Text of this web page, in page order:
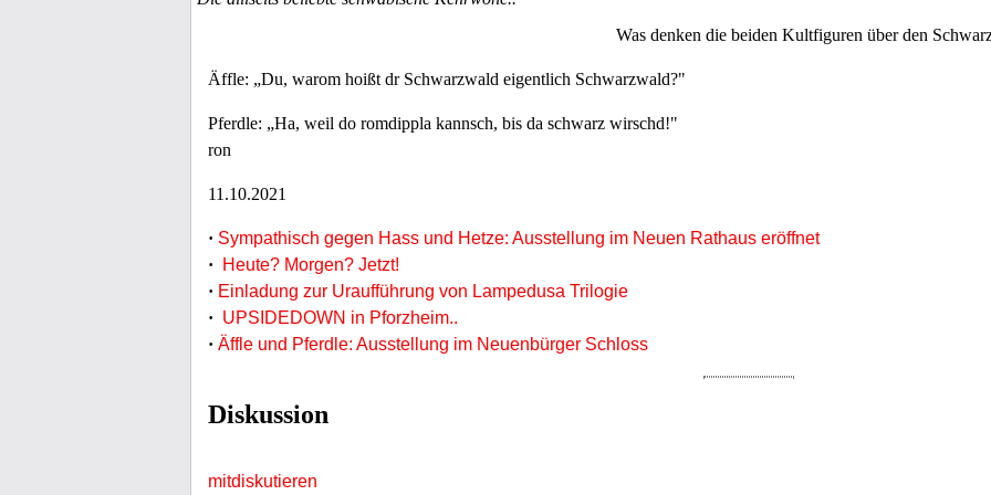
Was denken die beiden Kultfiguren über den
Äffle: „Du, warom hoißt dr Schwarzwald eigentlich Schwarzwald?"
Pferdle: „Ha, weil do romdippla kannsch, bis da schwarz wirschd!"
ron
11.10.2021
· Sympathisch gegen Hass und Hetze: Ausstellung im Neuen Rathaus eröffnet
·
Heute? Morgen? Jetzt!
· Einladung zur Uraufführung von Lampedusa Trilogie
· UPSIDEDOWN in Pforzheim..
· Äffle und Pferdle: Ausstellung im Neuenbürger Schloss
Diskussion
mitdiskutieren